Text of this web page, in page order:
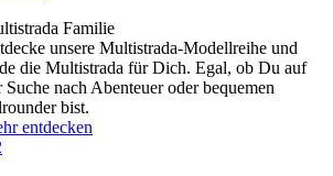
Familie
unsere Multistrada-Modellreihe und
die Multistrada für Dich. Egal, ob Du auf
Suche nach Abenteuer oder bequemen
bist.
entdecken